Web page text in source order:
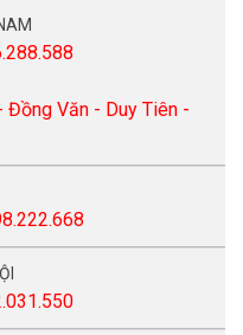
Đồng Văn - Duy Tiên -